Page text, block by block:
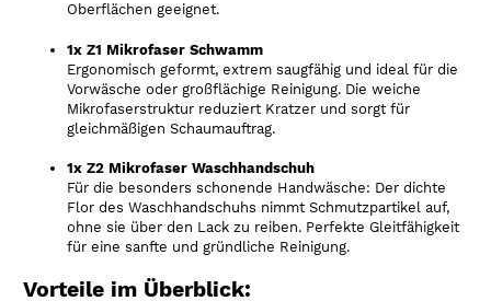
Oberflächen geeignet.
1x Z1 Mikrofaser Schwamm
Ergonomisch geformt, extrem saugfähig und ideal für die
Vorwäsche oder großflächige Reinigung. Die weiche
Mikrofaserstruktur reduziert Kratzer und sorgt für
gleichmäßigen Schaumauftrag.
1x Z2 Mikrofaser Waschhandschuh
Für die besonders schonende Handwäsche: Der dichte
Flor des Waschhandschuhs nimmt Schmutzpartikel auf,
ohne sie über den Lack zu reiben. Perfekte Gleitfähigkeit
für eine sanfte und gründliche Reinigung.
Vorteile im Überblick: